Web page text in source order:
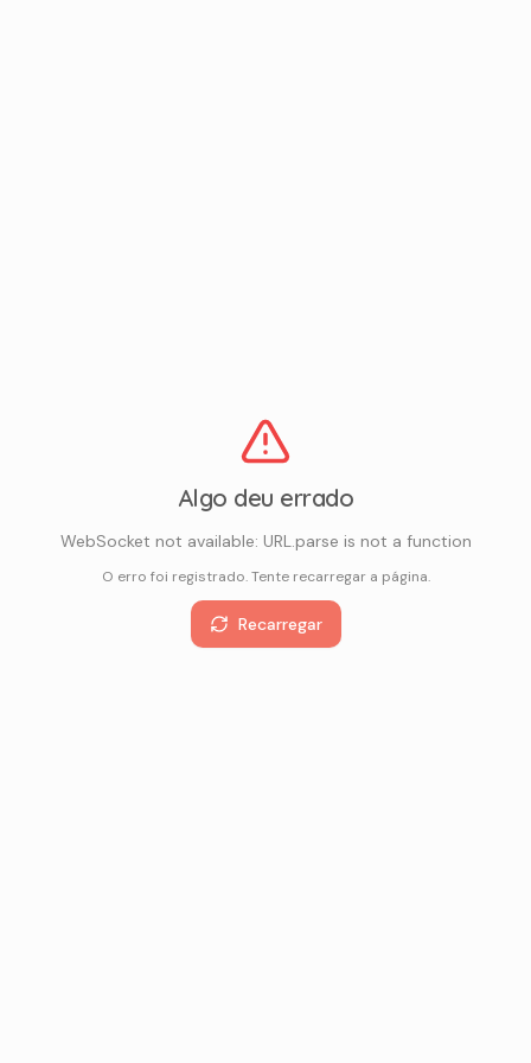
Algo deu errado
WebSocket not available: URL.parse is not a function
O erro foi registrado. Tente recarregar a página.
Recarregar